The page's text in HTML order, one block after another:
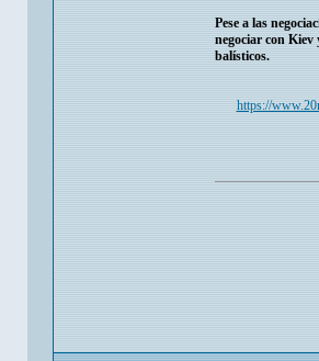
Pese a las
negociar con Kiev
balísticos.
https://